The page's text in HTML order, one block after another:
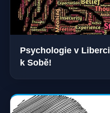
Psychologie v
k Sobě!